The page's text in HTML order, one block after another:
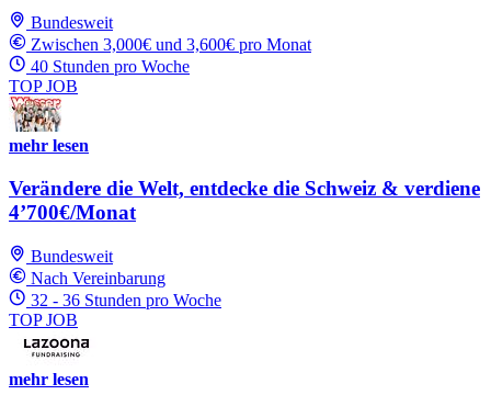
Bundesweit
Zwischen 3,000€ und 3,600€ pro Monat
40 Stunden pro Woche
TOP JOB
mehr lesen
Verändere die Welt, entdecke die Schweiz & verdiene
4’700€/Monat
Bundesweit
Nach Vereinbarung
32 - 36 Stunden pro Woche
TOP JOB
mehr lesen